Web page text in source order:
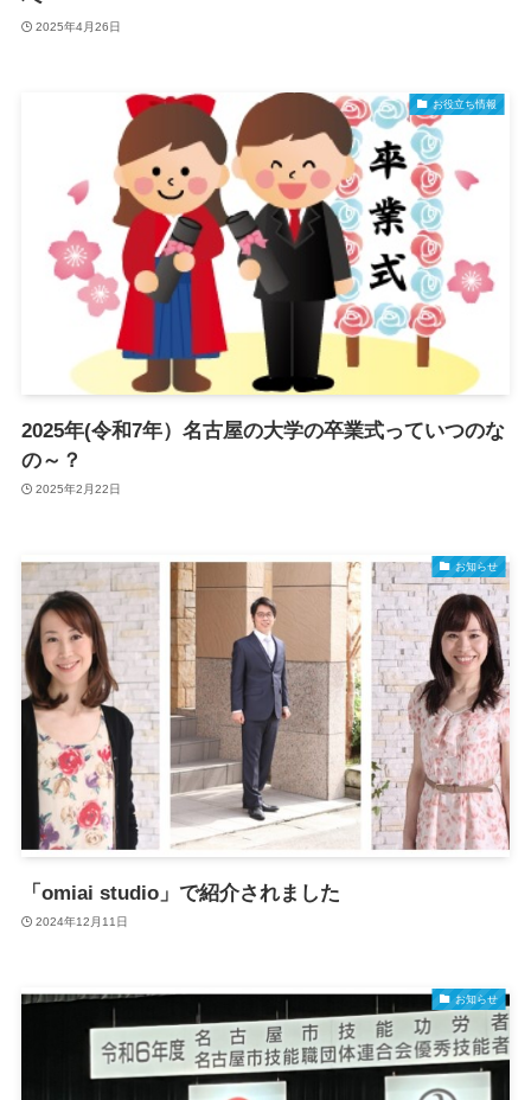
2025年4月26日
お役立ち情報
2025年(令和7年）名古屋の大学の卒業式っていつのな
の～？
2025年2月22日
お知らせ
「omiai studio」で紹介されました
2024年12月11日
お知らせ